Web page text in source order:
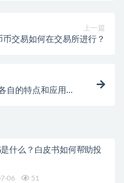
上一篇
交易如何在交易所进行？
自的特点和应用场
什么？白皮书如何帮助投
06 51